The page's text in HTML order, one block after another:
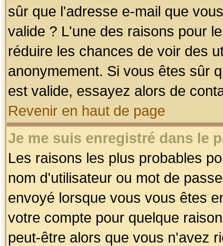
sûr que l'adresse e-mail que
valide ? L'une des raisons pour
réduire les chances de voir des
anonymement. Si vous êtes sûr
est valide, essayez alors de
Revenir en haut de page
Je me suis enregistré dans le
Les raisons les plus probables
nom d'utilisateur ou mot de
envoyé lorsque vous vous êtes
votre compte pour quelque
peut-être alors que vous n'avez